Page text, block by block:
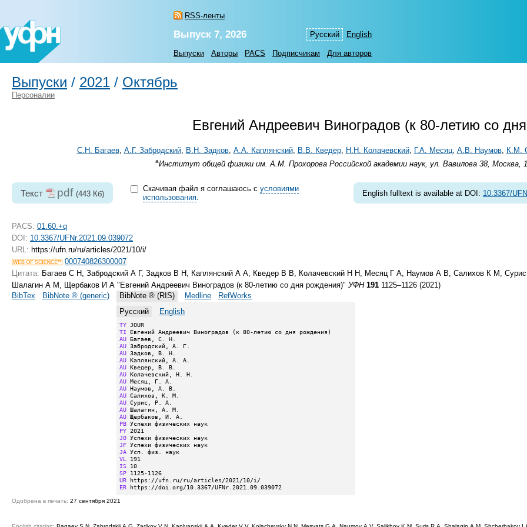
RSS-ленты
Русский English
Выпуск 7, 2026
Выпуски Авторы PACS Подписчикам Для авторов
Выпуски / 2021 / Октябрь
Персоналии
Евгений Андреевич Виноградов (к 80-летию со
С.Н. Багаев, А.Г. Забродский, В.Н. Задков, А.А. Каплянский, В.В. Кведер, Н.Н. Колачевский, Г.А. Месяц, А.В. Наумов, К.М.
аИнститут общей физики им. А.М. Прохорова Российской академии наук, ул. Вавилова 38, Москва,
Текст pdf (443 Кб)
Скачивая файл я соглашаюсь с условиями
использования.
English fulltext is available at DOI: 10.3367/
PACS: 01.60.+q
DOI: 10.3367/UFNr.2021.09.039072
URL: https://ufn.ru/ru/articles/2021/10/i/
000740826300007
Цитата: Багаев С Н, Забродский А Г, Задков В Н, Каплянский А А, Кведер В В, Колачевский Н Н, Месяц Г А, Наумов А В, Салихов К М,
Шалагин А М, Щербаков И А "Евгений Андреевич Виноградов (к 80-летию со дня рождения)" УФН 191 1125–1126 (2021)
BibTex
BibNote ® (generic) BibNote ® (RIS) Medline
RefWorks
Русский
English
TY
TI
AU
AU
AU
AU
AU
AU
AU
AU
AU
AU
AU
AU
PB
PY
JO
JF
JA
VL
IS
SP
UR
ER https://doi.org/10.3367/UFNr.2021.09.039072
Одобрена в печать: 27 сентября 2021